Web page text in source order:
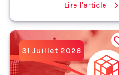
Lire l'article
31 Juillet 2026